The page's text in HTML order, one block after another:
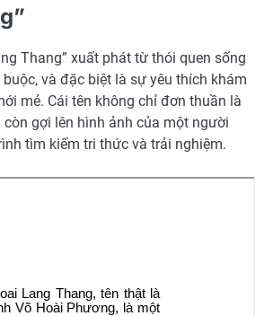
Thang” xuất phát từ thói quen sống
và đặc biệt là sự yêu thích khám
mẻ. Cái tên không chỉ đơn thuần là
gợi lên hình ảnh của một người
tìm kiếm tri thức và trải nghiệm.